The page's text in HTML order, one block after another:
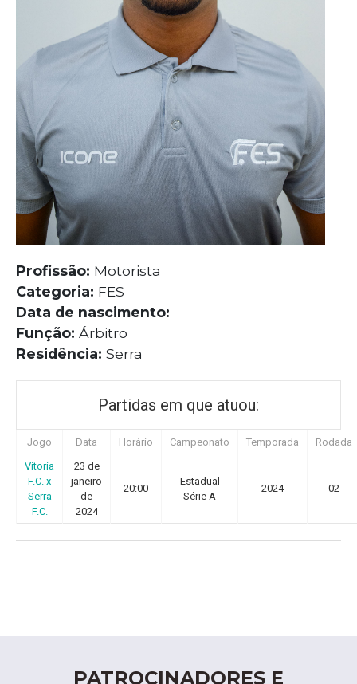
Profissão: Motorista
Categoria: FES
Data de nascimento:
Função: Árbitro
Residência: Serra
Partidas em que atuou:
Jogo Data Horário Campeonato Temporada
Rodada
Vitoria
F.C. x
Serra
F.C.
23 de
janeiro
de
2024
20:00
Estadual
Série A
2024 02
PATROCINADORES E